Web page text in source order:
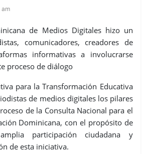
am
de Medios Digitales hizoun
comunicadores, creadores de
informativas a involucrarse
proceso de diálogo
para la Transformación Educativa
de medios digitaleslos pilares
de la Consulta Nacional para el
Dominicana, con el propósito de
participación ciudadana y
de esta iniciativa.